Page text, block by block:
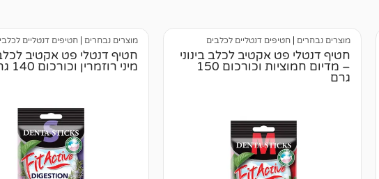
מוצרים נבחרים חטיפים דנטליים לכלבים
חטיף דנטלי פט אקטיב לכלב בינוני
– מדיום חמוציות וכורכום 150
גרם
מוצרים נבחרים חטיפים דנטליים
חטיף דנטלי פט אקטיב
מיני רוזמרין וכורכום 140 גרם